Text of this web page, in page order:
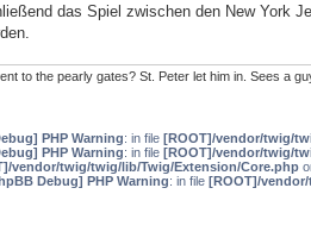
das Spiel zwischen den New York
to the pearly gates? St. Peter let him in. Sees a
PHP Warning: in file [ROOT]/vendor/twig/
PHP Warning: in file [ROOT]/vendor/twig/
vendor/twig/twig/lib/Twig/Extension/Core.php
Debug] PHP Warning: in file [ROOT]/